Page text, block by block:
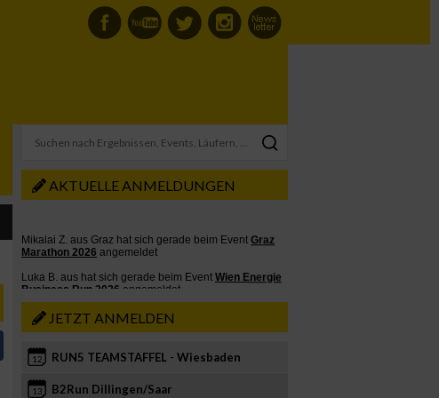
AKTUELLE ANMELDUNGEN
JETZT ANMELDEN
12 RUN5 TEAMSTAFFEL - Wiesbaden
13 B2Run Dillingen/Saar